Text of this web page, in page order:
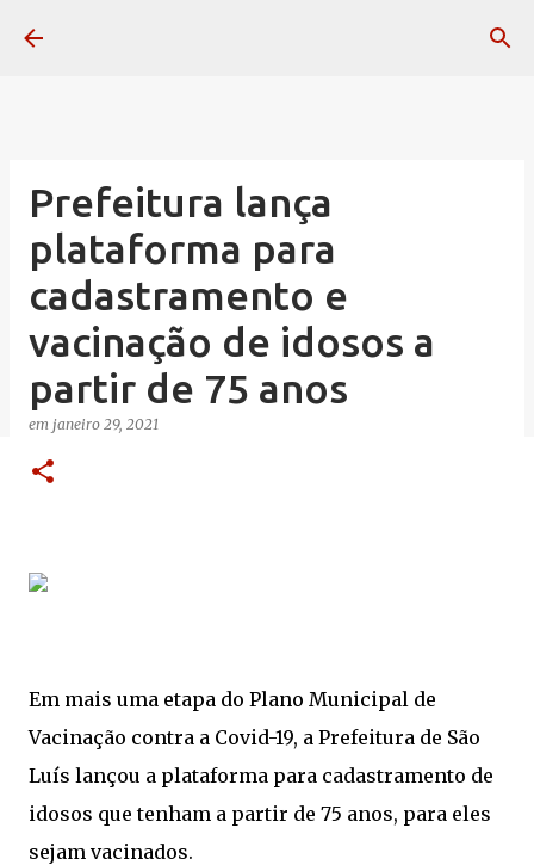
Prefeitura lança
plataforma para
cadastramento e
vacinação de idosos a
partir de 75 anos
em janeiro 29, 2021
Em mais uma etapa do Plano Municipal de
Vacinação contra a Covid-19, a Prefeitura de São
Luís lançou a plataforma para cadastramento de
idosos que tenham a partir de 75 anos, para eles
sejam vacinados.